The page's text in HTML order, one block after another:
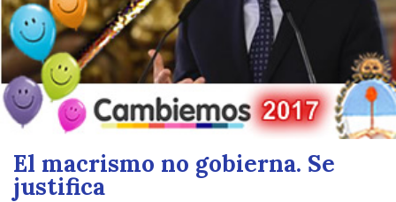
El macrismo no gobierna. Se
justifica